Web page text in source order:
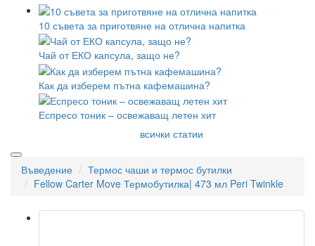
10 съвета за приготвяне на отлична напитка
Чай от ЕКО капсула, защо не?
Как да изберем пътна кафемашина?
Еспресо тоник – освежаващ летен хит
всички статии
Въведение
Термос чаши и термос бутилки
Fellow Carter Move Термобутилка| 473 мл Peri Twinkle